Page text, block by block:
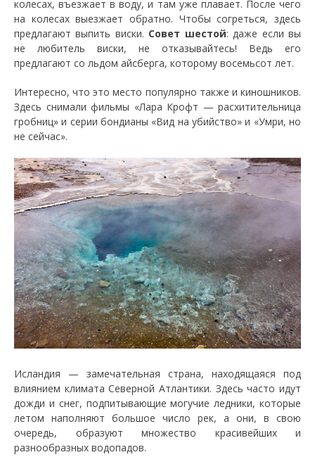
колесах, въезжает в воду, и там уже плавает. После чего
на колесах выезжает обратно. Чтобы согреться, здесь
предлагают выпить виски. Совет шестой: даже если вы
не любитель виски, не отказывайтесь! Ведь его
предлагают со льдом айсберга, которому восемьсот лет.
Интересно, что это место популярно также и киношников.
Здесь снимали фильмы «Лара Крофт — расхитительница
гробниц» и серии бондианы «Вид на убийство» и «Умри, но
не сейчас».
Исландия — замечательная страна, находящаяся под
влиянием климата Северной Атлантики. Здесь часто идут
дожди и снег, подпитывающие могучие ледники, которые
летом наполняют большое число рек, а они, в свою
очередь, образуют множество красивейших и
разнообразных водопадов.